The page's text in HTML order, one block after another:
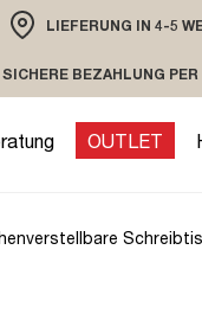
LIEFERUNG IN 4-5
VERSAND
SICHERE BEZAHLUNG
OUTLET